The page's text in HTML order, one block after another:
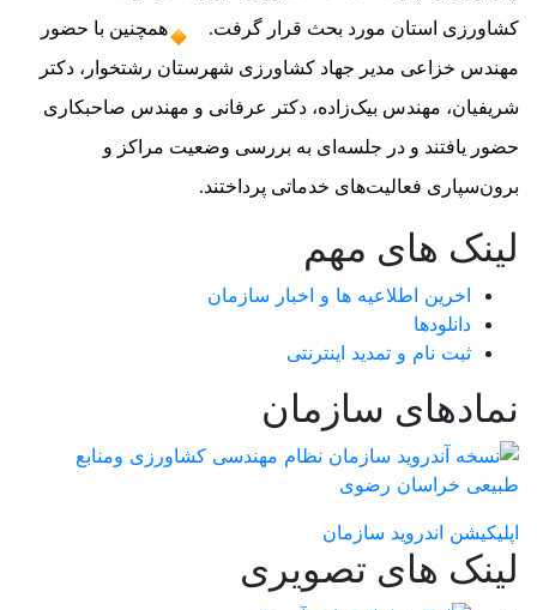
کشاورزی استان مورد بحث قرار گرفت.
برون‌سپاری فعالیت‌های خدماتی پرداختند.
لینک های مهم
اخرین اطلاعیه ها و اخبار سازمان
دانلودها
ثبت نام و تمدید اینترنتی
نمادهای سازمان
اپلیکیشن اندروید سازمان
لینک های تصویری